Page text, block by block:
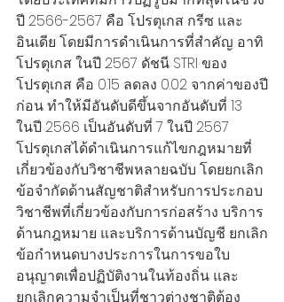
ปี 2566-2567 คือ โปรตุเกส กรีซ และ
อินเดีย โดยมีการดำเนินการที่สำคัญ อาทิ
โปรตุเกส ในปี 2567 ดัชนี STRI ของ
โปรตุเกส คือ 0.15 ลดลง 0.02 จากค่าของปี
ก่อน ทำให้มีอันดับดีขึ้นจากอันดับที่ 13
ในปี 2566 เป็นอันดับที่ 7 ในปี 2567
โปรตุเกสได้ดำเนินการแก้ไขกฎหมายที่
เกี่ยวข้องกับวิชาชีพหลายฉบับ โดยยกเลิก
ข้อจำกัดด้านสัญชาติสำหรับการประกอบ
วิชาชีพที่เกี่ยวข้องกับการก่อสร้าง บริการ
ด้านกฎหมาย และบริการด้านบัญชี ยกเลิก
ข้อกำหนดบางประการในการขอใบ
อนุญาตเพื่อปฏิบัติงานในท้องถิ่น และ
ยกเลิกความจำเป็นที่ชาวต่างชาติต้อง